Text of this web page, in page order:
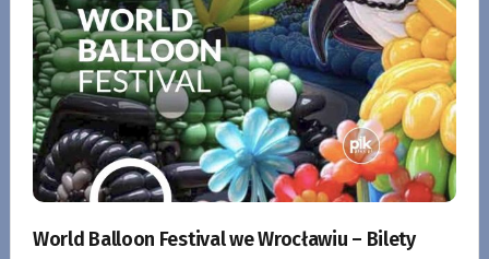
World Balloon Festival we Wrocławiu – Bilety